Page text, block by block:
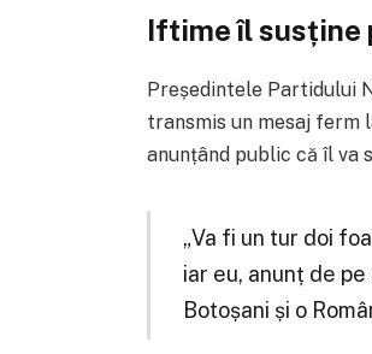
Iftime îl susține
Președintele Partidului
transmis un mesaj
anunțând public că îl va
„Va fi un tur doi
iar eu, anunț de
Botoșani și o